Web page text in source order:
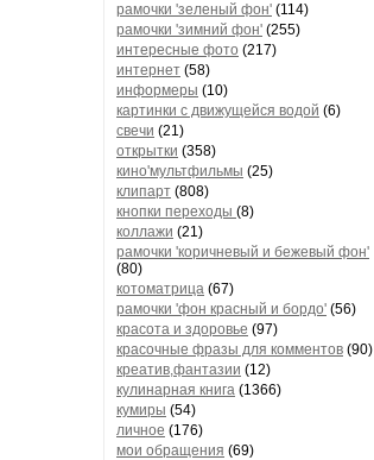
рамочки 'зеленый фон' (114)
рамочки 'зимний фон' (255)
интересные фото (217)
интернет (58)
информеры (10)
картинки с движущейся водой (6)
свечи (21)
открытки (358)
кино'мультфильмы (25)
клипарт (808)
кнопки переходы (8)
коллажи (21)
рамочки 'коричневый и бежевый фон'
(80)
котоматрица (67)
рамочки 'фон красный и бордо' (56)
красота и здоровье (97)
красочные фразы для комментов (90)
креатив,фантазии (12)
кулинарная книга (1366)
кумиры (54)
личное (176)
мои обращения (69)